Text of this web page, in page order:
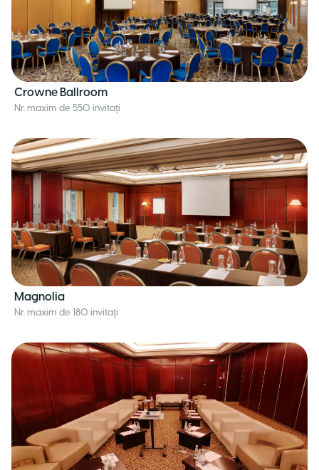
Crowne Ballroom
Nr. maxim de 550 invitați
Magnolia
Nr. maxim de 180 invitați